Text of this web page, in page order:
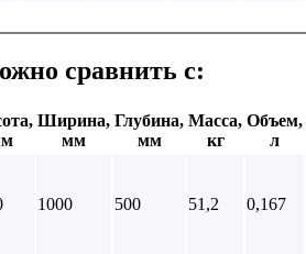
сравнить с:
Ширина,
мм
Глубина,
мм
Масса,
кг
Объем,
л
1000 500 51,2 0,167